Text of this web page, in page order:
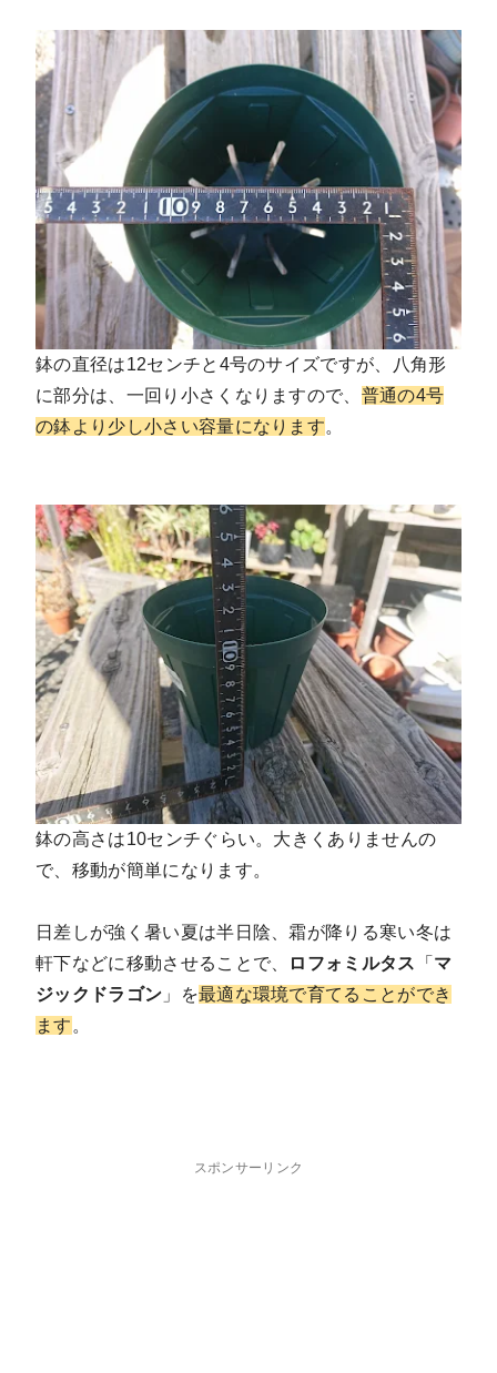
鉢の直径は12センチと4号のサイズですが、八角形
に部分は、一回り小さくなりますので、 普通の4号
の鉢より少し小さい容量になります。
鉢の高さは10センチぐらい。大きくありませんの
で、移動が簡単になります。
日差しが強く暑い夏は半日陰、霜が降りる寒い冬は
軒下などに移動させることで、
ロフォミルタス 「 マ
ジックドラゴン 」を最適な環境で育てることができ
ます 。
スポンサーリンク